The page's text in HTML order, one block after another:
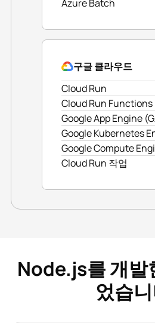
Azure Batch
구글 클라우드
Cloud Run
Cloud Run Functions
Google App Engine
Google Kubernetes
Google Compute
Cloud Run 작업
Node.js를 개발
었습